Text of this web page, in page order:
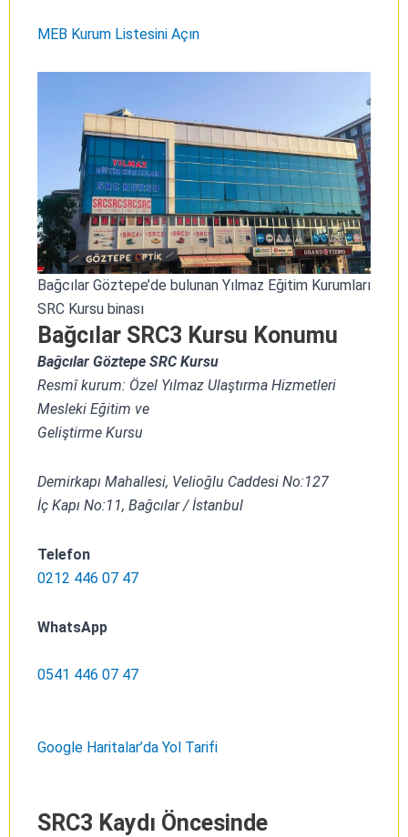
MEB Kurum Listesini Açın
Bağcılar Göztepe’de bulunan Yılmaz Eğitim Kurumları
SRC Kursu binası
Bağcılar SRC3 Kursu Konumu
Bağcılar Göztepe SRC Kursu
Resmî kurum: Özel Yılmaz Ulaştırma Hizmetleri
Mesleki Eğitim ve
Geliştirme Kursu
Demirkapı Mahallesi, Velioğlu Caddesi No:127
İç Kapı No:11, Bağcılar / İstanbul
Telefon
0212 446 07 47
WhatsApp
0541 446 07 47
Google Haritalar’da Yol Tarifi
SRC3 Kaydı Öncesinde